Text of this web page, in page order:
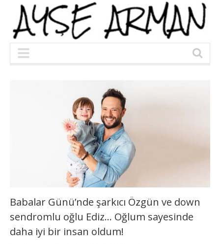
Babalar Günü’nde şarkıcı Özgün ve down
sendromlu oğlu Ediz… Oğlum sayesinde
daha iyi bir insan oldum!